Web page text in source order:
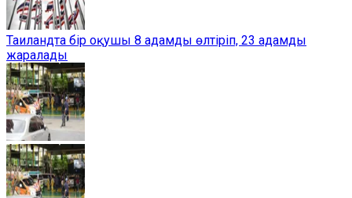
Таиландта бір оқушы 8 адамды өлтіріп, 23 адамды
жаралады